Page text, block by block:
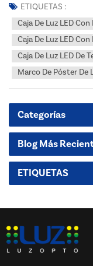
diseños gráficos. Hay 5
ETIQUETAS :
Caja De Luz LED
Caja De Luz LED
Caja De Luz LED De
Marco De Póster De
Categorías
Blog Más
ETIQUETAS